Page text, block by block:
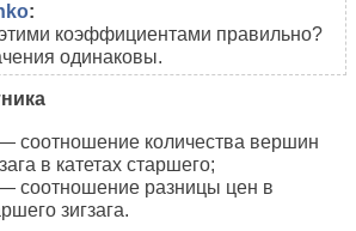
:
этими коэффициентами правильно?
одинаковы.
соотношение количества вершин
в катетах старшего;
соотношение разницы цен в
зигзага.